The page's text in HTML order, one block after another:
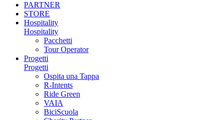
PARTNER
STORE
Hospitality
Hospitality
Pacchetti
Tour Operator
Progetti
Progetti
Ospita una Tappa
R-Intents
Ride Green
VAIA
BiciScuola